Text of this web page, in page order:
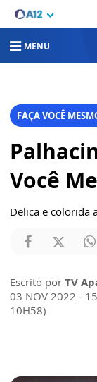
MENU
FAÇA VOCÊ
Você
Delica e colorida
Escrito por TV
03 NOV 2022 -
10H58)